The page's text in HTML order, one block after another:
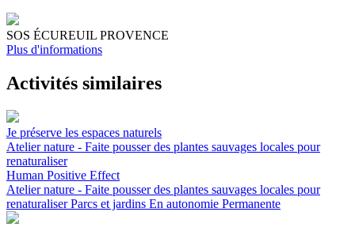
SOS ÉCUREUIL PROVENCE
Plus d'informations
Activités similaires
Je préserve les espaces naturels
Atelier nature - Faite pousser des plantes sauvages locales pour
renaturaliser
Human Positive Effect
Atelier nature - Faite pousser des plantes sauvages locales pour
renaturaliser Parcs et jardins En autonomie Permanente